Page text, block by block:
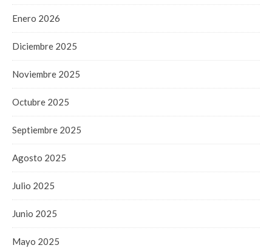
Enero 2026
Diciembre 2025
Noviembre 2025
Octubre 2025
Septiembre 2025
Agosto 2025
Julio 2025
Junio 2025
Mayo 2025